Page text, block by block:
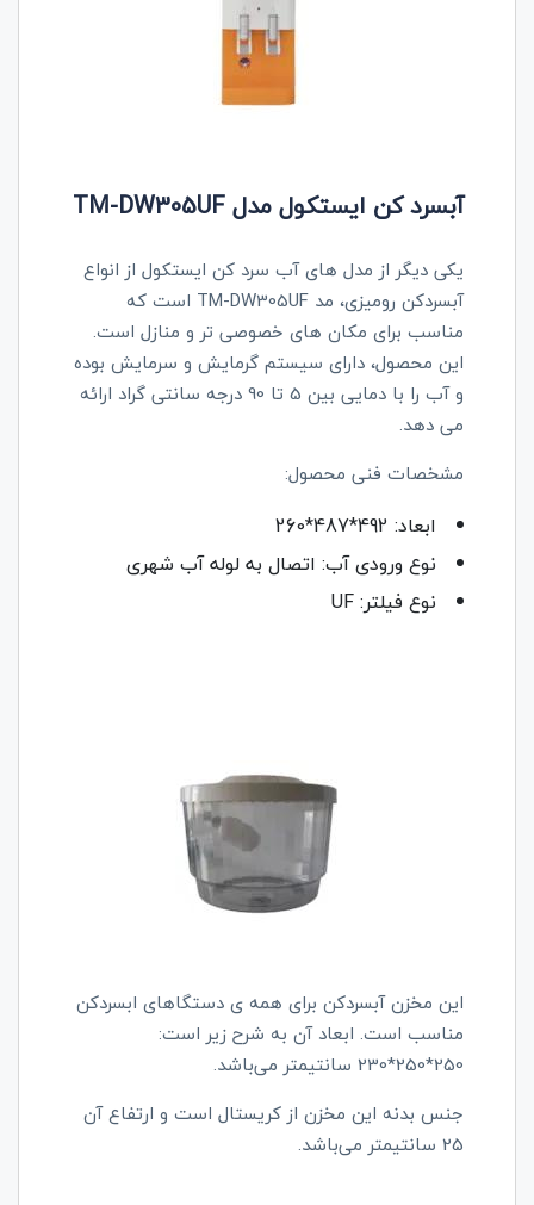
آبسرد کن ایستکول مدل TM-DW305UF
یکی دیگر از مدل های آب سرد کن ایستکول از انواع
آبسردکن رومیزی، مد TM-DW305UF است که
مناسب برای مکان های خصوصی تر و منازل است.
این محصول، دارای سیستم گرمایش و سرمایش بوده
و آب را با دمایی بین 5 تا 90 درجه سانتی گراد ارائه
می دهد.
مشخصات فنی محصول:
ابعاد: 492*487*260
نوع ورودی آب: اتصال به لوله آب شهری
نوع فیلتر: UF
این مخزن آبسردکن برای همه ی دستگاهای ابسردکن
مناسب است. ابعاد آن به شرح زیر است:
250*250*230 سانتیمتر می‌باشد.
جنس بدنه این مخزن از کریستال است و ارتفاع آن
25 سانتیمتر می‌باشد.